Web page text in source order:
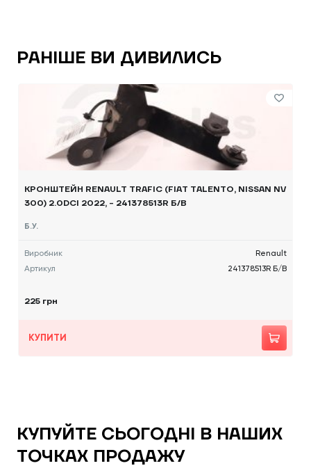
РАНІШЕ ВИ ДИВИЛИСЬ
КРОНШТЕЙН RENAULT TRAFIC (FIAT TALENTO, NISSAN NV
300) 2.0DCI 2022, - 241378513R Б/В
Б.У.
Виробник
Renault
Артикул
241378513R Б/В
225 грн
КУПИТИ
КУПУЙТЕ СЬОГОДНІ В НАШИХ
ТОЧКАХ ПРОДАЖУ